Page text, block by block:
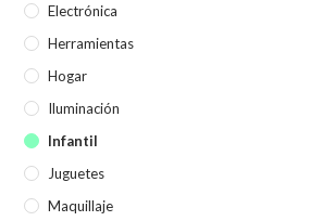
Electrónica
Herramientas
Hogar
Iluminación
Infantil
Juguetes
Maquillaje